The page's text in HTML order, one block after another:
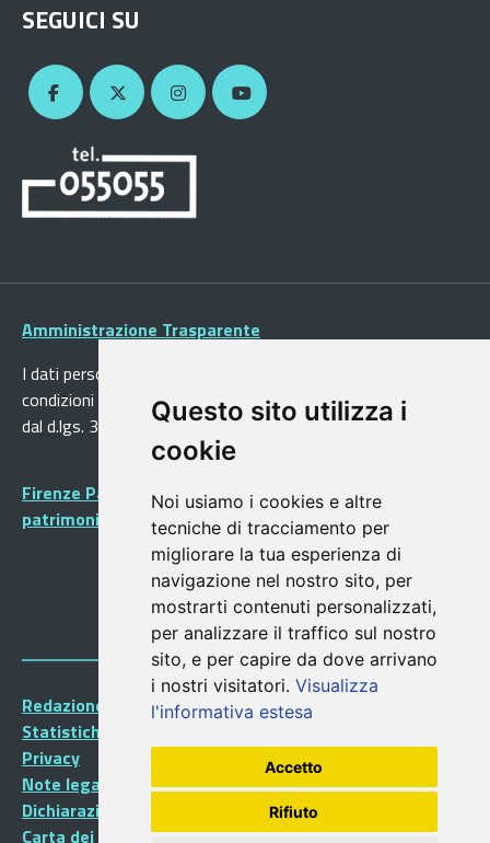
Questo sito utilizza i
cookie
Noi usiamo i cookies e altre
tecniche di tracciamento per
migliorare la tua esperienza di
navigazione nel nostro sito, per
mostrarti contenuti personalizzati,
per analizzare il traffico sul nostro
sito, e per capire da dove arrivano
i nostri visitatori. Visualizza
l'informativa estesa
Accetto
Rifiuto
SEGUICI SU
Amministrazione Trasparente
I dati personali pubblicati sono riutilizzabili solo alle
condizioni previste dalla direttiva comunitaria 2003/98/CE e
dal d.lgs. 36/2006
Firenze Patrimonio Mondiale - Centro storico di Firenze
patrimonio dell’Umanità
Redazione Portalegiovani
Statistiche
Privacy
Note legali
Dichiarazione di accessibilità
Carta dei Servizi